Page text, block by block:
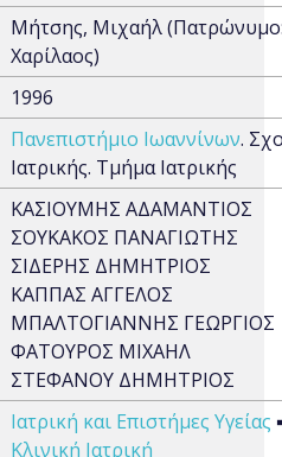
Μήτσης, Μιχαήλ
Χαρίλαος)
1996
Πανεπιστήμιο Ιωαννίνων.
Ιατρικής. Τμήμα Ιατρικής
ΚΑΣΙΟΥΜΗΣ ΑΔΑΜΑΝΤΙΟΣ
ΣΟΥΚΑΚΟΣ ΠΑΝΑΓΙΩΤΗΣ
ΣΙΔΕΡΗΣ ΔΗΜΗΤΡΙΟΣ
ΚΑΠΠΑΣ ΑΓΓΕΛΟΣ
ΜΠΑΛΤΟΓΙΑΝΝΗΣ ΓΕΩΡΓΙΟΣ
ΦΑΤΟΥΡΟΣ ΜΙΧΑΗΛ
ΣΤΕΦΑΝΟΥ ΔΗΜΗΤΡΙΟΣ
Ιατρική και Επιστήμες Υγείας
Κλινική Ιατρική